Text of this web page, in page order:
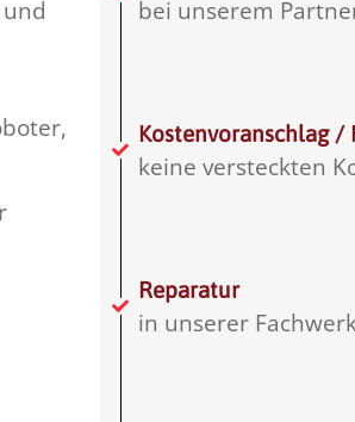
bei unserem
Kostenvoranschlag /
keine versteckten
Reparatur
in unserer